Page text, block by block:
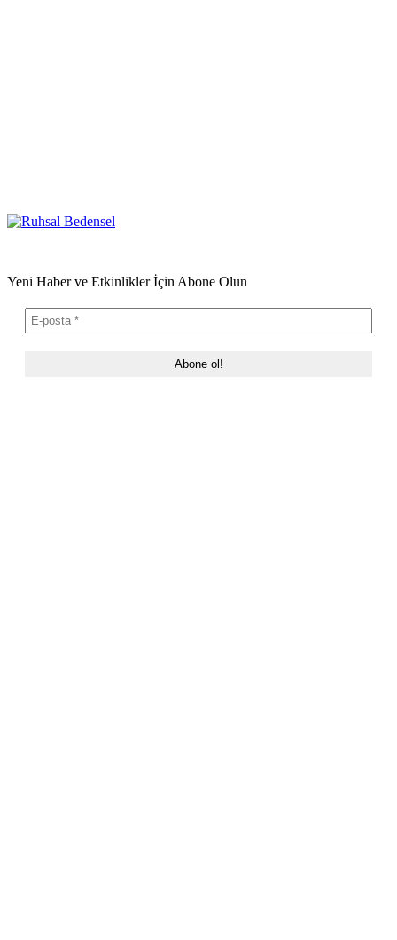
Yeni Haber ve Etkinlikler İçin Abone Olun